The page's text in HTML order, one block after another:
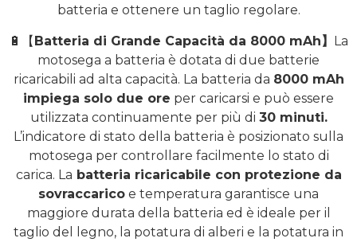
batteria e ottenere un taglio regolare.
🔋【Batteria di Grande Capacità da 8000 mAh】 La
motosega a batteria è dotata di due batterie
ricaricabili ad alta capacità. La batteria da 8000 mAh
impiega solo due ore per caricarsi e può essere
utilizzata continuamente per più di 30 minuti.
L’indicatore di stato della batteria è posizionato sulla
motosega per controllare facilmente lo stato di
carica. La batteria ricaricabile con protezione da
sovraccarico e temperatura garantisce una
maggiore durata della batteria ed è ideale per il
taglio del legno, la potatura di alberi e la potatura in